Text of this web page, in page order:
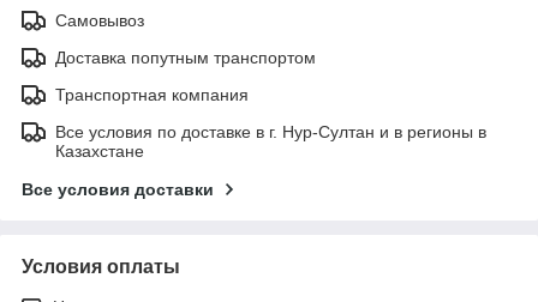
Самовывоз
Доставка попутным транспортом
Транспортная компания
Все условия по доставке в г. Нур-Султан и в регионы в
Казахстане
Все условия доставки
Условия оплаты